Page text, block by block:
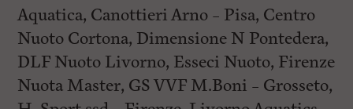
Aquatica, Canottieri Arno – Pisa, Centro
Nuoto Cortona, Dimensione N Pontedera,
DLF Nuoto Livorno, Esseci Nuoto, Firenze
Nuota Master, GS VVF M.Boni – Grosseto,